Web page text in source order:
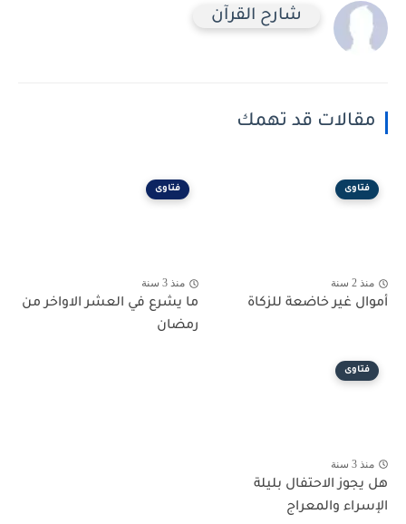
شارح القرآن
مقالات قد تهمك
فتاوى
منذ 2 سنة
أموال غير خاضعة للزكاة
فتاوى
منذ 3 سنة
ما يشرع في العشر الاواخر من
رمضان
فتاوى
منذ 3 سنة
هل يجوز الاحتفال بليلة
الإسراء والمعراج